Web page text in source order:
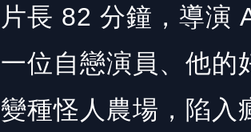
片長 82 分鐘，導演
一位自戀演員、他的
變種怪人農場，陷